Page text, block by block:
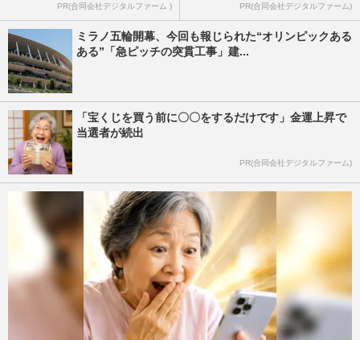
PR(合同会社デジタルファーム ) PR(合同会社デジタルファーム)
ミラノ五輪開幕、今回も報じられた“オリンピックある
ある”「急ピッチの突貫工事」建...
「宝くじを買う前に〇〇をするだけです」金運上昇で
当選者が続出
PR(合同会社デジタルファーム)